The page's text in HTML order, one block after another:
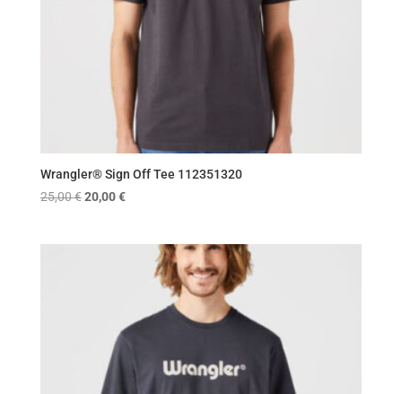
Wrangler® Sign Off Tee 112351320
25,00€ Original
20,00€Η
είναι:
20,00 €.